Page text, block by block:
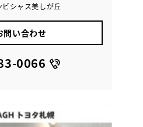
シャス美しが丘
問い合わせ
0066